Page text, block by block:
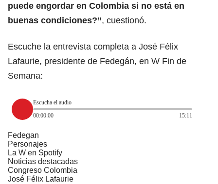
puede engordar en Colombia si no está en
buenas condiciones?”, cuestionó.
Escuche la entrevista completa a José Félix
Lafaurie, presidente de Fedegán, en W Fin de
Semana:
Escucha el audio
00:00:00
15:11
Fedegan
Personajes
La W en Spotify
Noticias destacadas
Congreso Colombia
José Félix Lafaurie